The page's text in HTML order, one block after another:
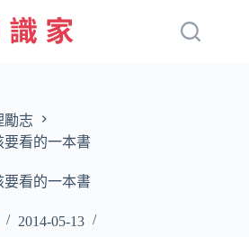
勵志
看的一本書
看的一本書
2014-05-13